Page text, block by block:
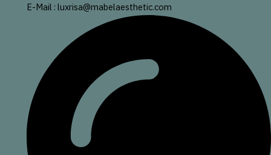
E-Mail : luxrisa@mabelaesthetic.com